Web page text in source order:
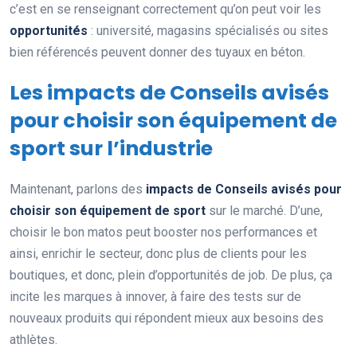
c’est en se renseignant correctement qu’on peut voir les
opportunités : université, magasins spécialisés ou sites
bien référencés peuvent donner des tuyaux en béton.
Les impacts de Conseils avisés
pour choisir son équipement de
sport sur l’industrie
Maintenant, parlons des impacts de Conseils avisés pour
choisir son équipement de sport sur le marché. D’une,
choisir le bon matos peut booster nos performances et
ainsi, enrichir le secteur, donc plus de clients pour les
boutiques, et donc, plein d’opportunités de job. De plus, ça
incite les marques à innover, à faire des tests sur de
nouveaux produits qui répondent mieux aux besoins des
athlètes.